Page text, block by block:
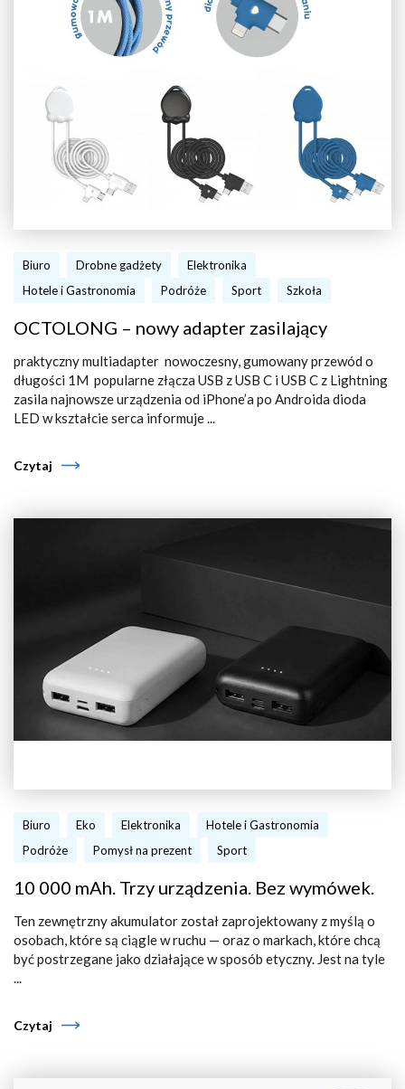
Biuro Drobne gadżety
Elektronika
Hotele i Gastronomia
Podróże Sport Szkoła
OCTOLONG – nowy adapter zasilający
praktyczny multiadapter nowoczesny, gumowany przewód o
długości 1M popularne złącza USB z USB C i USB C z Lightning
zasila najnowsze urządzenia od iPhone’a po Androida dioda
LED w kształcie serca informuje ...
Czytaj
Biuro Eko Elektronika
Hotele i Gastronomia
Podróże
Pomysł na prezent Sport
10 000 mAh. Trzy urządzenia. Bez wymówek.
Ten zewnętrzny akumulator został zaprojektowany z myślą o
osobach, które są ciągle w ruchu — oraz o markach, które chcą
być postrzegane jako działające w sposób etyczny. Jest na tyle
...
Czytaj